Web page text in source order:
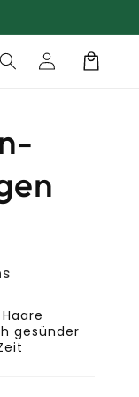
EinloggenWarenkorb
gesünder